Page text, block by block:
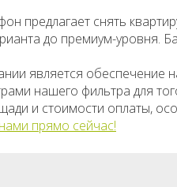
предлагает снять
до премиум-уровня.
является
нашего фильтра для
и стоимости оплаты,
прямо сейчас!